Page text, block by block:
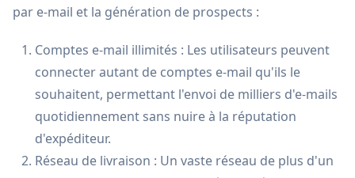
par e-mail et la génération de prospects :
Comptes e-mail illimités : Les utilisateurs peuvent
connecter autant de comptes e-mail qu'ils le
souhaitent, permettant l'envoi de milliers d'e-mails
quotidiennement sans nuire à la réputation
d'expéditeur.
Réseau de livraison : Un vaste réseau de plus d'un